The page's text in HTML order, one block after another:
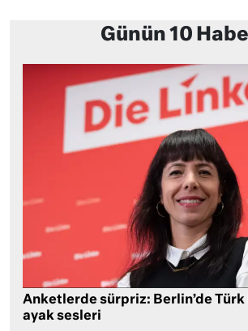
Günün 10
Anketlerde sürpriz: Berlin’de Türk
ayak sesleri